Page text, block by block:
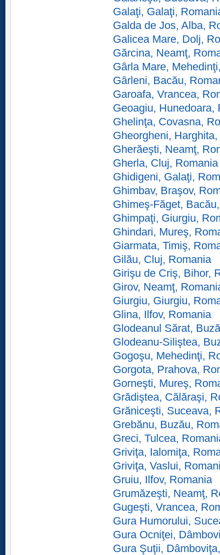
Galaţi, Galaţi,
Galda de Jos, Alba,
Galicea Mare, Dolj,
Gărcina, Neamţ,
Gârla Mare,
Gârleni, Bacău,
Garoafa, Vrancea,
Geoagiu, Hunedoara,
Ghelinţa, Covasna,
Gheorgheni,
Gherăeşti, Neamţ,
Gherla, Cluj, Romania
Ghidigeni, Galaţi,
Ghimbav, Braşov,
Ghimeş-Făget,
Ghimpaţi, Giurgiu,
Ghindari, Mureş,
Giarmata, Timiş,
Gilău, Cluj, Romania
Girişu de Criş, Bihor,
Girov, Neamţ,
Giurgiu, Giurgiu,
Glina, Ilfov, Romania
Glodeanul Sărat,
Glodeanu-Siliştea,
Gogoşu, Mehedinţi,
Gorgota, Prahova,
Gorneşti, Mureş,
Grădiştea, Călăraşi,
Grăniceşti, Suceava,
Grebănu, Buzău,
Greci, Tulcea,
Griviţa, Ialomiţa,
Griviţa, Vaslui,
Gruiu, Ilfov, Romania
Grumăzeşti, Neamţ,
Gugeşti, Vrancea,
Gura Humorului,
Gura Ocniţei,
Gura Şuţii,